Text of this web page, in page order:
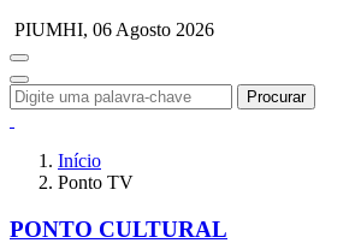
PIUMHI, 06 Agosto 2026
Procurar
Início
Ponto TV
PONTO CULTURAL